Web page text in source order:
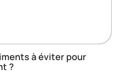
à éviter pour
?